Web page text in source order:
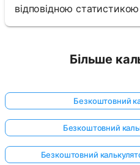
відповідною
Більше
Безкоштовний
Безкоштовний
Безкоштовний